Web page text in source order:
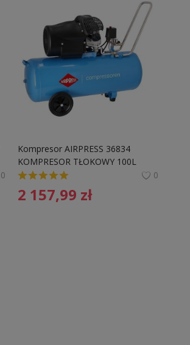
0
Kompresor AIRPRESS 36834
KOMPRESOR TŁOKOWY 100L
HL425-100V dwutłokowy
0
2 157,99 zł